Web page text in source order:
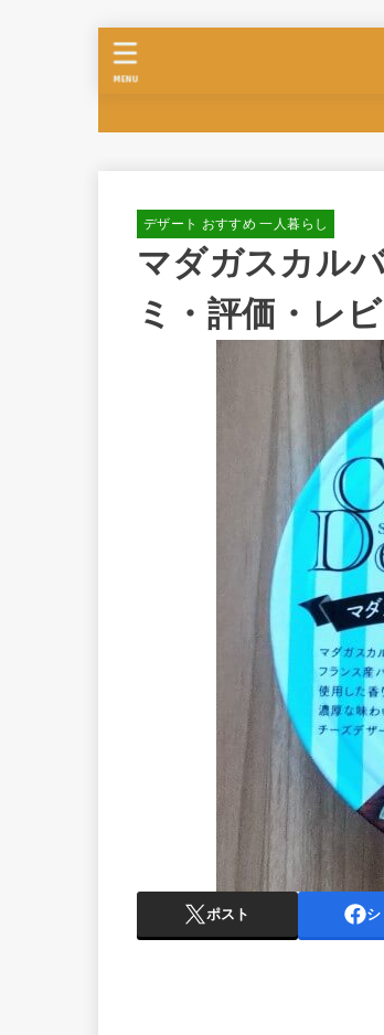
MENU
デザート おすすめ 一人暮らし
マダガスカル
ミ・評価・レ
ポスト